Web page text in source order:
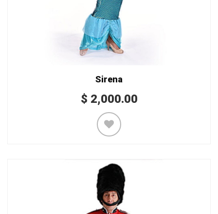
Sirena
$ 2,000.00